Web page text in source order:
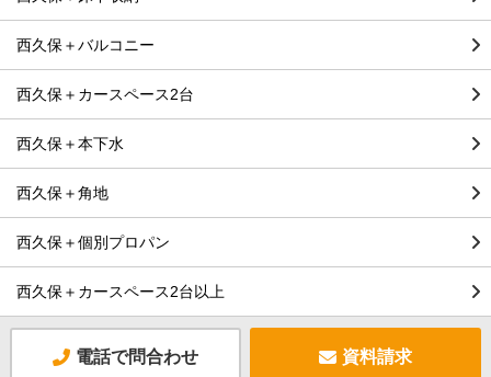
西久保＋バルコニー
西久保＋カースペース2台
西久保＋本下水
西久保＋角地
西久保＋個別プロパン
西久保＋カースペース2台以上
電話で問合わせ 資料請求